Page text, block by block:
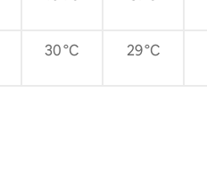
30 °C 29 °C